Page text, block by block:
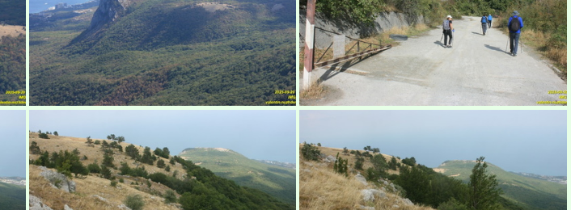
babugan-421 Шлагбаум возле Алуштинского завода ЖБК